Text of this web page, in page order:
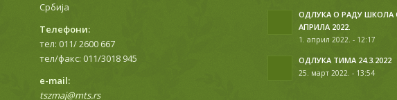
Србија
Телефони:
тел: 011/ 2600 667
тел/факс: 011/3018 945
е-mail:
tszmaj@mts.rs
ОДЛУКА О РАДУ ШКОЛА
АПРИЛА 2022.
1. април 2022. - 12:17
ОДЛУКА ТИМА 24.3.2022
25. март 2022. - 13:54